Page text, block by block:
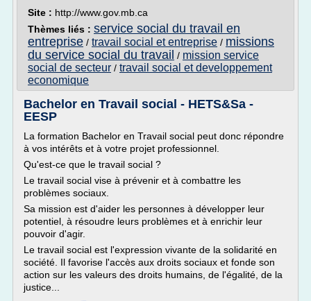
Site : http://www.gov.mb.ca
Thèmes liés : service social du travail en
entreprise / travail social et entreprise / missions
du service social du travail / mission service
social de secteur / travail social et developpement
economique
Bachelor en Travail social - HETS&Sa -
EESP
La formation Bachelor en Travail social peut donc répondre
à vos intérêts et à votre projet professionnel.
Qu'est-ce que le travail social ?
Le travail social vise à prévenir et à combattre les
problèmes sociaux.
Sa mission est d'aider les personnes à développer leur
potentiel, à résoudre leurs problèmes et à enrichir leur
pouvoir d'agir.
Le travail social est l'expression vivante de la solidarité en
société. Il favorise l'accès aux droits sociaux et fonde son
action sur les valeurs des droits humains, de l'égalité, de la
justice...